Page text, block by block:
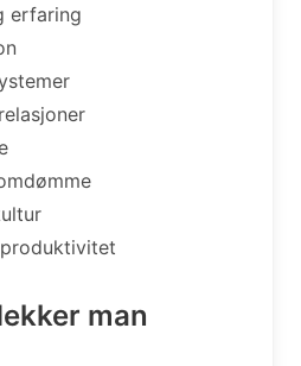
erfaring
man